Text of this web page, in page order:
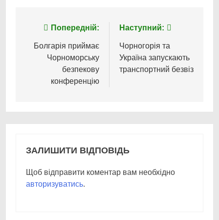
Навігація
записів
Попередній:
Болгарія приймає
Чорноморську
безпекову
конференцію
Наступний:
Чорногорія та
Україна запускають
транспортний безвіз
ЗАЛИШИТИ ВІДПОВІДЬ
Щоб відправити коментар вам необхідно
авторизуватись.